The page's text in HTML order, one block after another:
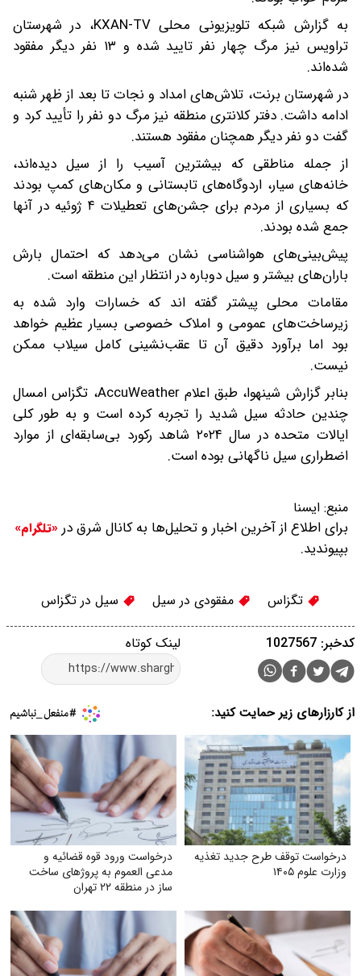
به گزارش شبکه تلویزیونی محلی KXAN-TV، در شهرستان
تراویس نیز مرگ چهار نفر تایید شده و ۱۳ نفر دیگر مفقود
شده‌اند.
در شهرستان برنت، تلاش‌های امداد و نجات تا بعد از ظهر شنبه
ادامه داشت. دفتر کلانتری منطقه نیز مرگ دو نفر را تأیید کرد و
گفت دو نفر دیگر همچنان مفقود هستند.
از جمله مناطقی که بیشترین آسیب را از سیل دیده‌اند،
خانه‌های سیار، اردوگاه‌های تابستانی و مکان‌های کمپ بودند
که بسیاری از مردم برای جشن‌های تعطیلات ۴ ژوئیه در آنها
جمع شده بودند.
پیش‌بینی‌های هواشناسی نشان می‌دهد که احتمال بارش
باران‌های بیشتر و سیل دوباره در انتظار این منطقه است.
مقامات محلی پیشتر گفته اند که خسارات وارد شده به
زیرساخت‌های عمومی و املاک خصوصی بسیار عظیم خواهد
بود اما برآورد دقیق آن تا عقب‌نشینی کامل سیلاب ممکن
نیست.
بنابر گزارش شینهوا، طبق اعلام AccuWeather، تگزاس امسال
چندین حادثه سیل شدید را تجربه کرده است و به طور کلی
ایالات متحده در سال ۲۰۲۴ شاهد رکورد بی‌سابقه‌ای از موارد
اضطراری سیل ناگهانی بوده است.
منبع: ایسنا
برای اطلاع از آخرین اخبار و تحلیل‌ها به کانال شرق در «تلگرام»
بپیوندید.
تگزاس مفقودی در سیل سیل در تگزاس
لینک کوتاه کدخبر: 1027567
از کارزارهای زیر حمایت کنید:
درخواست توقف طرح جدید تغذیه
وزارت علوم ۱۴۰۵
درخواست ورود قوه قضائیه و
مدعی العموم به پروژهای ساخت
ساز در منطقه ۲۲ تهران